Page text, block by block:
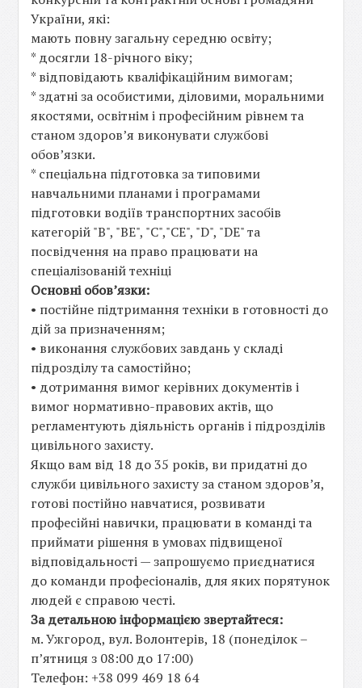
України, які:
мають повну загальну середню освіту;
* досягли 18-річного віку;
* відповідають кваліфікаційним вимогам;
* здатні за особистими, діловими, моральними
якостями, освітнім і професійним рівнем та
станом здоров’я виконувати службові
обов’язки.
* спеціальна підготовка за типовими
навчальними планами і програмами
підготовки водіїв транспортних засобів
категорій "В", "ВЕ", "С","СЕ", "D", "DE" та
посвідчення на право працювати на
спеціалізованій техніці
Основні обов’язки:
• постійне підтримання техніки в готовності до
дій за призначенням;
• виконання службових завдань у складі
підрозділу та самостійно;
• дотримання вимог керівних документів і
вимог нормативно-правових актів, що
регламентують діяльність органів і підрозділів
цивільного захисту.
Якщо вам від 18 до 35 років, ви придатні до
служби цивільного захисту за станом здоров’я,
готові постійно навчатися, розвивати
професійні навички, працювати в команді та
приймати рішення в умовах підвищеної
відповідальності — запрошуємо приєднатися
до команди професіоналів, для яких порятунок
людей є справою честі.
За детальною інформацією звертайтеся:
м. Ужгород, вул. Волонтерів, 18 (понеділок –
п’ятниця з 08:00 до 17:00)
Телефон: +38 099 469 18 64